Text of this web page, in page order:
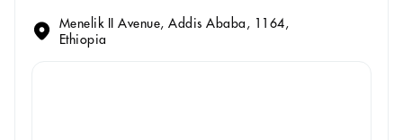
Menelik II Avenue, Addis Ababa, 1164,
Ethiopia